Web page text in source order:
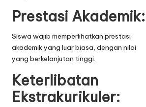
Prestasi Akademik:
Siswa wajib memperlihatkan prestasi
akademik yang luar biasa, dengan nilai
yang berkelanjutan tinggi.
Keterlibatan
Ekstrakurikuler: